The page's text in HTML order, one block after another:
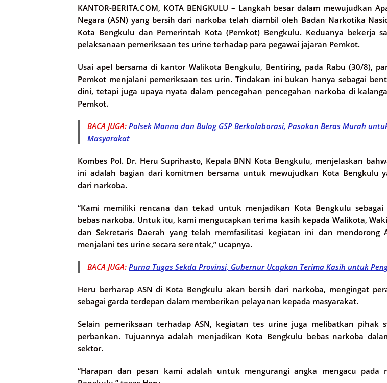
KANTOR-BERITA.COM, KOTA BENGKULU – Langkah besar dalam mewujudkan
Negara (ASN) yang bersih dari narkoba telah diambil oleh Badan Narkotika
Kota Bengkulu dan Pemerintah Kota (Pemkot) Bengkulu. Keduanya bekerja
pelaksanaan pemeriksaan tes urine terhadap para pegawai jajaran Pemkot.
Usai apel bersama di kantor Walikota Bengkulu, Bentiring, pada Rabu (30/8),
Pemkot menjalani pemeriksaan tes urin. Tindakan ini bukan hanya sebagai
dini, tetapi juga upaya nyata dalam pencegahan pencegahan narkoba di
Pemkot.
BACA JUGA: Polsek Manna dan Bulog GSP Berkolaborasi, Pasokan Beras Murah
Masyarakat
Kombes Pol. Dr. Heru Suprihasto, Kepala BNN Kota Bengkulu, menjelaskan
ini adalah bagian dari komitmen bersama untuk mewujudkan Kota Bengkulu
dari narkoba.
“Kami memiliki rencana dan tekad untuk menjadikan Kota Bengkulu
bebas narkoba. Untuk itu, kami mengucapkan terima kasih kepada Walikota,
dan Sekretaris Daerah yang telah memfasilitasi kegiatan ini dan mendorong
menjalani tes urine secara serentak,” ucapnya.
BACA JUGA: Purna Tugas Sekda Provinsi, Gubernur Ucapkan Terima Kasih untuk
Heru berharap ASN di Kota Bengkulu akan bersih dari narkoba, mengingat
sebagai garda terdepan dalam memberikan pelayanan kepada masyarakat.
Selain pemeriksaan terhadap ASN, kegiatan tes urine juga melibatkan pihak
perbankan. Tujuannya adalah menjadikan Kota Bengkulu bebas narkoba
sektor.
“Harapan dan pesan kami adalah untuk mengurangi angka mengacu pada